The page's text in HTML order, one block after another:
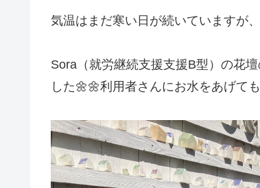
気温はまだ寒い日が続いていますが
Sora（就労継続支援支援B型）の花
した🌼🌼利用者さんにお水をあげて